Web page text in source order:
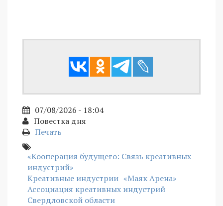
07/08/2026 - 18:04
Повестка дня
Печать
«Кооперация будущего: Связь креативных
индустрий»
Креативные индустрии «Маяк Арена»
Ассоциация креативных индустрий
Свердловской области